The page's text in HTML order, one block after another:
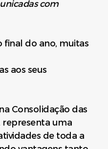
com
final do ano, muitas
aos seus
Consolidação das
representa uma
de toda a